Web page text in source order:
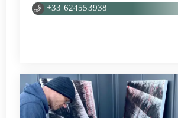
+33 624553938